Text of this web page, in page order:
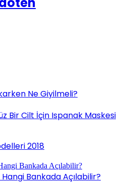
Ne Giyilmeli?
Bir Cilt İçin Ispanak Maskesi
2018
Bankada Açılabilir?